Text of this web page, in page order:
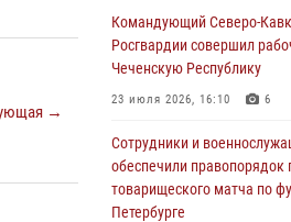
→
Росгвардии встретились с
патриотического проекта
Ломоносова — дорогой к
В Кабардино-Балкарии
Росгвардии провели
теннису ко Дню
Командующий Северо-
Росгвардии совершил
Чеченскую Республику
23 июля 2026, 16:10 6
Сотрудники и
обеспечили правопорядок
товарищеского матча по
Петербурге